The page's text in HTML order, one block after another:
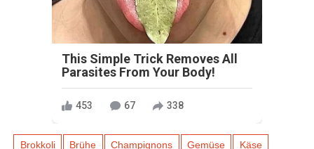
This Simple Trick Removes All
Parasites From Your Body!
453 67 338
Brokkoli Brühe Champignons Gemüse Käse